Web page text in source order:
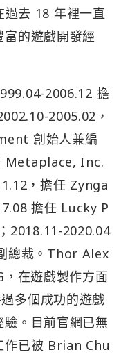
去 18 年裡一直
的遊戲開發經
2006.12 擔
2005.02，
創始人兼編
Metaplace, Inc.
，擔任 Zynga
擔任 Lucky P
2018.11-2020.04
總裁。Thor Alex
在遊戲製作方面
多個成功的遊戲
。目前官網已無
作已被 Brian Chu